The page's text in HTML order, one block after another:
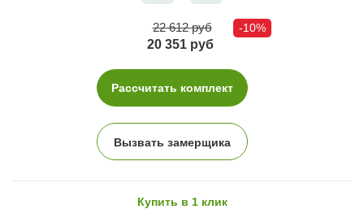
22 612 руб -10%
20 351 руб
Рассчитать комплект
Вызвать замерщика
Купить в 1 клик